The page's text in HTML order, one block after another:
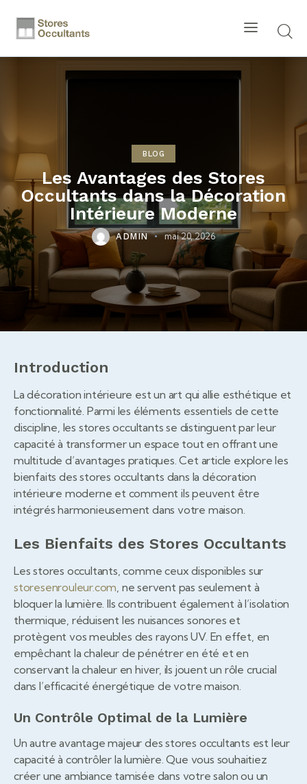
BLOG
Les Avantages des Stores
Occultants dans la Décoration
Intérieure Moderne
ADMIN mai 20, 2026
Introduction
La décoration intérieure est un art qui allie esthétique et
fonctionnalité. Parmi les éléments essentiels de cette
discipline, les stores occultants se distinguent par leur
capacité à transformer un espace tout en offrant une
multitude d’avantages pratiques. Cet article explore les
bienfaits des stores occultants dans la décoration
intérieure moderne et comment ils peuvent être
intégrés harmonieusement dans votre maison.
Les Bienfaits des Stores Occultants
Les stores occultants, comme ceux disponibles sur
storesenrouleur.com , ne servent pas seulement à
bloquer la lumière. Ils contribuent également à l’isolation
thermique, réduisent les nuisances sonores et
protègent vos meubles des rayons UV. En effet, en
empêchant la chaleur de pénétrer en été et en
conservant la chaleur en hiver, ils jouent un rôle crucial
dans l’efficacité énergétique de votre maison.
Un Contrôle Optimal de la Lumière
Un autre avantage majeur des stores occultants est leur
capacité à contrôler la lumière. Que vous souhaitiez
créer une ambiance tamisée dans votre salon ou un